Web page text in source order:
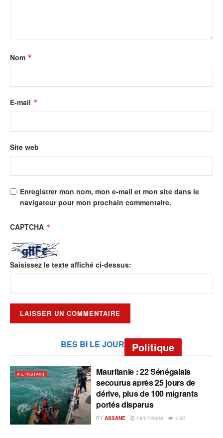
Nom *
E-mail *
Site web
Enregistrer mon nom, mon e-mail et mon site dans le
navigateur pour mon prochain commentaire.
CAPTCHA *
Saisissez le texte affiché ci-dessus:
BES BI LE JOUR Politique
A L'INSTANT
Mauritanie : 22 Sénégalais
secourus après 25 jours de
dérive, plus de 100 migrants
portés disparus
BY ASSANE 18/07/2026 1.5K